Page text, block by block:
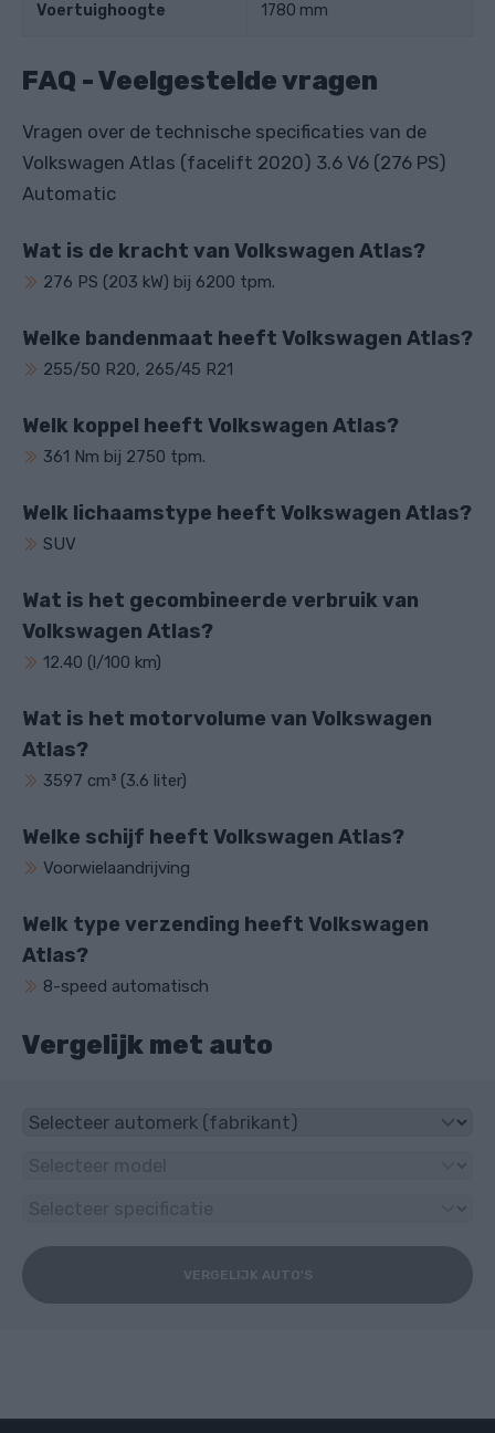
Voertuighoogte 1780 mm
FAQ - Veelgestelde vragen
Vragen over de technische specificaties van de
Volkswagen Atlas (facelift 2020) 3.6 V6 (276 PS)
Automatic
Wat is de kracht van Volkswagen Atlas?
276 PS (203 kW) bij 6200 tpm.
Welke bandenmaat heeft Volkswagen Atlas?
255/50 R20, 265/45 R21
Welk koppel heeft Volkswagen Atlas?
361 Nm bij 2750 tpm.
Welk lichaamstype heeft Volkswagen Atlas?
SUV
Wat is het gecombineerde verbruik van
Volkswagen Atlas?
12.40 (l/100 km)
Wat is het motorvolume van Volkswagen
Atlas?
3597 cm³ (3.6 liter)
Welke schijf heeft Volkswagen Atlas?
Voorwielaandrijving
Welk type verzending heeft Volkswagen
Atlas?
8-speed automatisch
Vergelijk met auto
VERGELIJK AUTO'S